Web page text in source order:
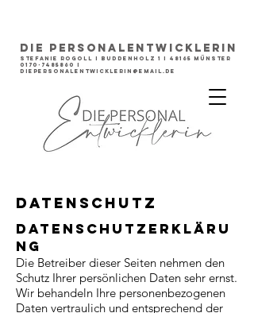
DIE PERSONALENTWICKLERIN
STEFANIE ROGOLL I Buddenholz 1 I 48165 Münster
0170-7485860 I
diepersonalentwicklerin@email.de
DATENSCHUTZ
Datenschutzerkläru
ng
Die Betreiber dieser Seiten nehmen den
Schutz Ihrer persönlichen Daten sehr ernst.
Wir behandeln Ihre personenbezogenen
Daten vertraulich und entsprechend der